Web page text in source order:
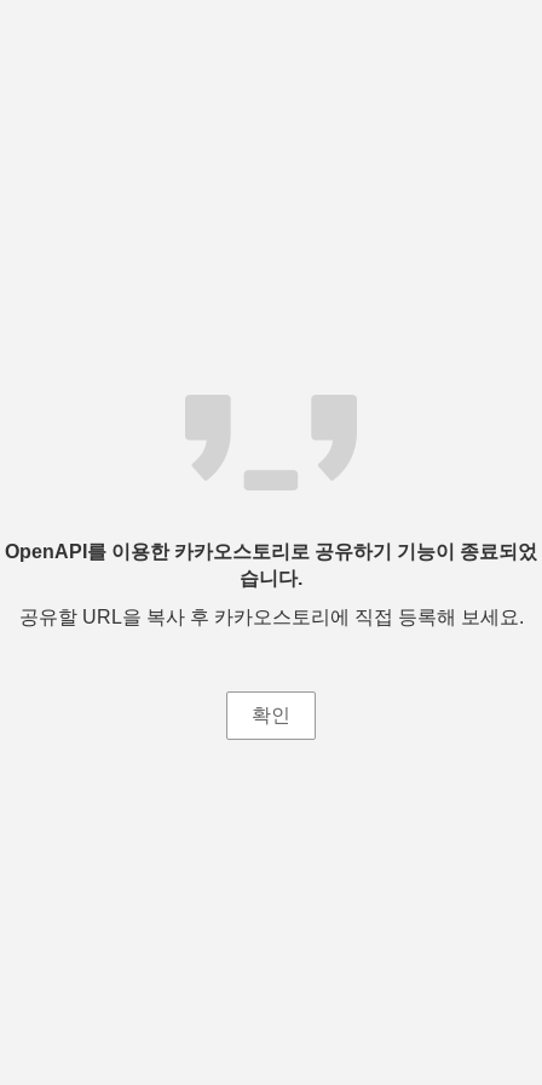
OpenAPI를 이용한 카카오스토리로 공유하기 기능이 종료되었
습니다.
공유할 URL을 복사 후 카카오스토리에 직접 등록해 보세요.
확인